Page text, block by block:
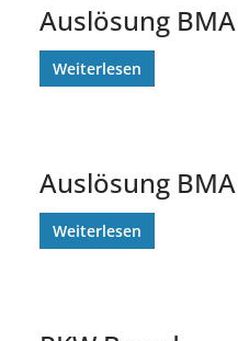
Auslösung BMA
Weiterlesen
Auslösung BMA
Weiterlesen